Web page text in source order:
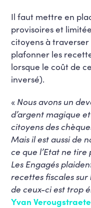
Il faut mettre en
provisoires et
citoyens à traverser
plafonner les
lorsque le coût de
inversé).
« Nous avons un
d’argent magique
citoyens des
Mais il est aussi de
ce que l’Etat ne tire
Les Engagés
recettes fiscales
de ceux-ci est trop
Yvan Verougstraete